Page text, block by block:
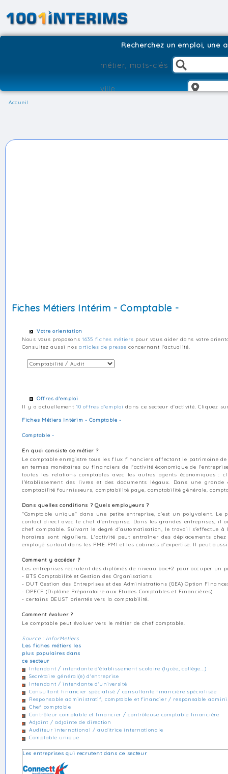
Recherchez un emploi, une
Accueil
Fiches Métiers Intérim - Comptable -
Votre orientation
Nous vous proposons 1635 fiches métiers pour vous aider dans votre
Consultez aussi nos articles de presse concernant l'actualité.
Offres d'emploi
Il y a actuellement 10 offres d'emploi dans ce secteur d'activité. Cliquez
Fiches Métiers Intérim - Comptable -
Comptable -
En quoi consiste ce métier ?
Le comptable enregistre tous les flux financiers affectant le patrimoine
en termes monétaires ou financiers de l'activité économique de
toutes les relations comptables avec les autres agents économiques
l'établissement des livres et des documents légaux. Dans une
comptabilité fournisseurs, comptabilité paye, comptabilité générale,
Dans quelles conditions ? Quels employeurs ?
"Comptable unique" dans une petite entreprise, c'est un polyvalent.
contact direct avec le chef d'entreprise. Dans les grandes entreprises, il
chef comptable. Suivant le degré d'automatisation, le travail s'effectue
horaires sont réguliers. L'activité peut entraîner des déplacements
employé surtout dans les PME-PMI et les cabinets d'expertise. Il peut
Comment y accéder ?
Les entreprises recrutent des diplômés de niveau bac+2 pour occuper un
- BTS Comptabilité et Gestion des Organisations
- DUT Gestion des Entreprises et des Administrations (GEA) Option
- DPECF (Diplôme Préparatoire aux Etudes Comptables et Financières)
- certains DEUST orientés vers la comptabilité.
Comment évoluer ?
Le comptable peut évoluer vers le métier de chef comptable.
Source : InforMetiers
Les fiches métiers les
plus populaires dans
ce secteur
Intendant / intendante d'établissement scolaire (lycée, collège...)
Secrétaire général(e) d'entreprise
Intendant / intendante d'université
Consultant financier spécialisé / consultante financière spécialisée
Responsable administratif, comptable et financier / responsable
Chef comptable
Contrôleur comptable et financier / contrôleuse comptable financière
Adjoint / adjointe de direction
Auditeur international / auditrice internationale
Comptable unique
Les entreprises qui recrutent dans ce secteur